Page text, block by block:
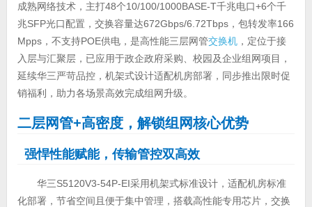
成熟网络技术，主打48个10/100/1000BASE-T千兆电口+6个千
兆SFP光口配置，交换容量达672Gbps/6.72Tbps，包转发率166
Mpps，不支持POE供电，是高性能三层网管交换机，定位于接
入层与汇聚层，已应用于政企政府采购、校园及企业组网项目，
延续华三严苛品控，机架式设计适配机房部署，同步推出限时促
销福利，助力各场景高效完成组网升级。
二层网管+高密度，解锁组网核心优势
强悍性能赋能，传输管控双高效
华三S5120V3-54P-EI采用机架式标准设计，适配机房标准
化部署，节省空间且便于集中管理，搭载高性能专用芯片，交换